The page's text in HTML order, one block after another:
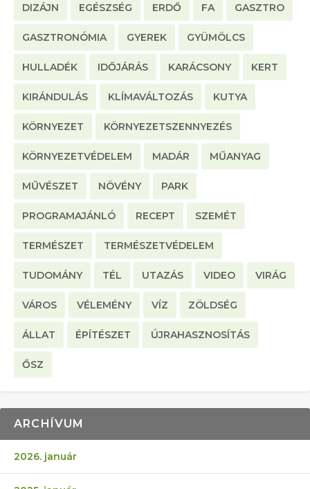
DIZÁJN EGÉSZSÉG ERDŐ FA GASZTRO
GASZTRONÓMIA GYEREK GYÜMÖLCS
HULLADÉK IDŐJÁRÁS KARÁCSONY KERT
KIRÁNDULÁS KLÍMAVÁLTOZÁS KUTYA
KÖRNYEZET KÖRNYEZETSZENNYEZÉS
KÖRNYEZETVÉDELEM MADÁR MŰANYAG
MŰVÉSZET NÖVÉNY PARK
PROGRAMAJÁNLÓ RECEPT SZEMÉT
TERMÉSZET TERMÉSZETVÉDELEM
TUDOMÁNY TÉL UTAZÁS VIDEO VIRÁG
VÁROS VÉLEMÉNY VÍZ ZÖLDSÉG
ÁLLAT ÉPÍTÉSZET ÚJRAHASZNOSÍTÁS
ŐSZ
ARCHÍVUM
2026. január